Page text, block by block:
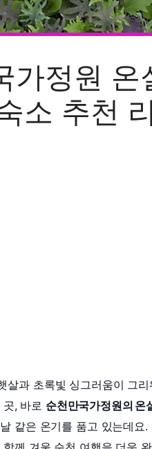
가정원 온
소 추천
살과 초록빛 싱그러움이 그
곳, 바로 순천만국가정원의 온
같은 온기를 품고 있는데요